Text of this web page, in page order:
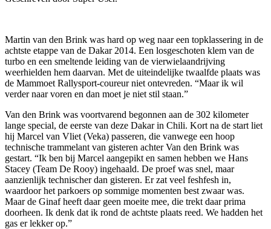
Martin van den Brink was hard op weg naar een topklassering in de
achtste etappe van de Dakar 2014. Een losgeschoten klem van de
turbo en een smeltende leiding van de vierwielaandrijving
weerhielden hem daarvan. Met de uiteindelijke twaalfde plaats was
de Mammoet Rallysport-coureur niet ontevreden. “Maar ik wil
verder naar voren en dan moet je niet stil staan.”
Van den Brink was voortvarend begonnen aan de 302 kilometer
lange special, de eerste van deze Dakar in Chili. Kort na de start liet
hij Marcel van Vliet (Veka) passeren, die vanwege een hoop
technische trammelant van gisteren achter Van den Brink was
gestart. “Ik ben bij Marcel aangepikt en samen hebben we Hans
Stacey (Team De Rooy) ingehaald. De proef was snel, maar
aanzienlijk technischer dan gisteren. Er zat veel feshfesh in,
waardoor het parkoers op sommige momenten best zwaar was.
Maar de Ginaf heeft daar geen moeite mee, die trekt daar prima
doorheen. Ik denk dat ik rond de achtste plaats reed. We hadden het
gas er lekker op.”